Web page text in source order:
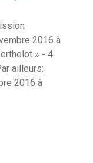
2016 à
» - 4
ailleurs:
2016 à
-